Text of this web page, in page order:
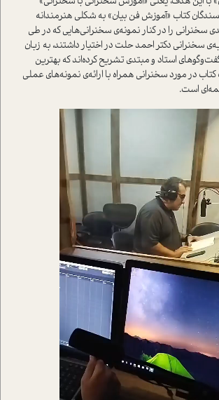
کتاب «آموزش فن بيان» به شکلي هنرمندانه
سخنراني را در کنار نمونه‌ي سخنراني‌هايي که در طي
سخنراني دکتر احمد حلت در اختيار داشتند، به زبان
استاد و مبتدي تشريح کرده‌اند که بهترين
در مورد سخنراني همراه با ارائه‌ي نمونه‌هاي عملي
است.